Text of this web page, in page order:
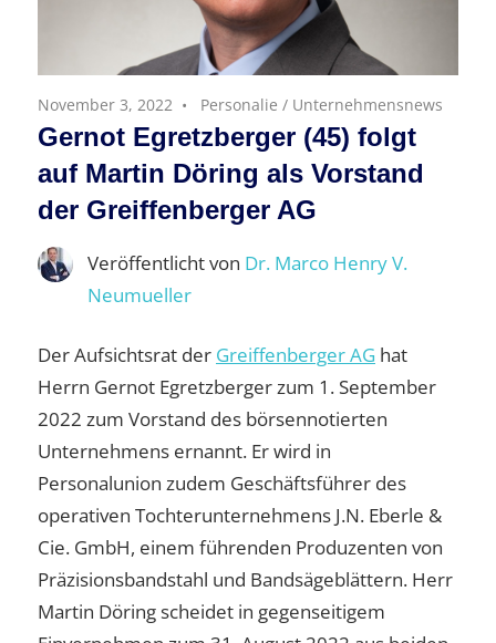
November 3, 2022 Personalie / Unternehmensnews
Gernot Egretzberger (45) folgt
auf Martin Döring als Vorstand
der Greiffenberger AG
Veröffentlicht von Dr. Marco Henry V.
Neumueller
Der Aufsichtsrat der Greiffenberger AG hat
Herrn Gernot Egretzberger zum 1. September
2022 zum Vorstand des börsennotierten
Unternehmens ernannt. Er wird in
Personalunion zudem Geschäftsführer des
operativen Tochterunternehmens J.N. Eberle &
Cie. GmbH, einem führenden Produzenten von
Präzisionsbandstahl und Bandsägeblättern. Herr
Martin Döring scheidet in gegenseitigem